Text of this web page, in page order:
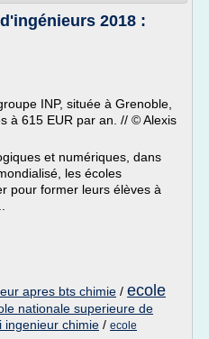
2018 :
INP, située à Grenoble,
à 615 EUR par an. // © Alexis
et numériques, dans
les écoles
pour former leurs élèves à
apres bts chimie / ecole
nationale superieure de
ingenieur chimie / ecole